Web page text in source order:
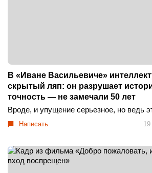
В «Иване Васильевиче»
скрытый ляп: он разрушает
точность — не замечали 50 лет
Вроде, и упущение серьезное, но ведь
Написать